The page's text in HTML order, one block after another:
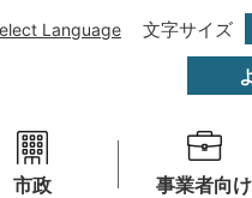
Language 文字サイズ
市政 事業者向け